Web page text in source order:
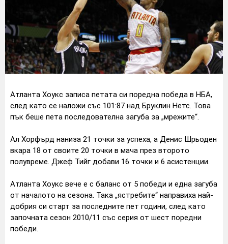
Атланта Хоукс записа петата си поредна победа в НБА,
след като се наложи със 101:87 над Бруклин Нетс. Това
пък беше пета последователна загуба за „мрежите“.
Ал Хорфърд наниза 21 точки за успеха, а Денис Шрьоден
вкара 18 от своите 20 точки в мача през второто
полувреме. Джеф Тийг добави 16 точки и 6 асистенции.
Атланта Хоукс вече е с баланс от 5 победи и една загуба
от началото на сезона. Така „ястребите“ направиха най-
добрия си старт за последните пет години, след като
започната сезон 2010/11 със серия от шест поредни
победи.